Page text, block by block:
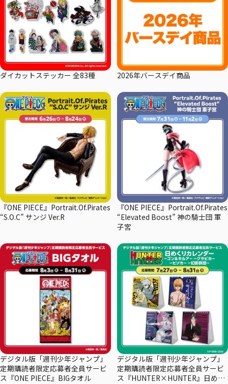
ダイカットステッカー 全83種 2026年バースデイ商品
『ONE PIECE』Portrait.Of.Pirates
“S.O.C” サンジ Ver.R
『ONE PIECE』Portrait.Of.Pirates
“Elevated Boost” 神の騎士団 軍
子宮
デジタル版「週刊少年ジャンプ」
定期購読者限定応募者全員サービ
ス『ONE PIECE』BIGタオル
デジタル版「週刊少年ジャンプ」
定期購読者限定応募者全員サービ
ス『HUNTER×HUNTER』日めく